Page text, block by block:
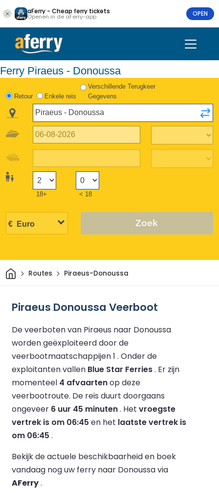
aFerry - Cheap ferry tickets
Openen in de aFerry-app OPEN
Ferry Piraeus - Donoussa
Retour Enkele reis
Verschillende Terugkeer
Gegevens
18+ < 18
Zoek
ThuisRoutes Piraeus-Donoussa
Piraeus Donoussa Veerboot
De veerboten van Piraeus naar Donoussa
worden geëxploiteerd door de
veerbootmaatschappijen 1 . Onder de
exploitanten vallen Blue Star Ferries. Er zijn
momenteel 4 afvaartenop deze
veerbootroute. De reis duurt doorgaans
ongeveer 6 uur 45 minuten. Het vroegste
vertrek is om 06:45 en het laatste vertrek is
om 06:45 .
Bekijk de actuele beschikbaarheid en boek
vandaag nog uw ferry naar Donoussa via
AFerry.